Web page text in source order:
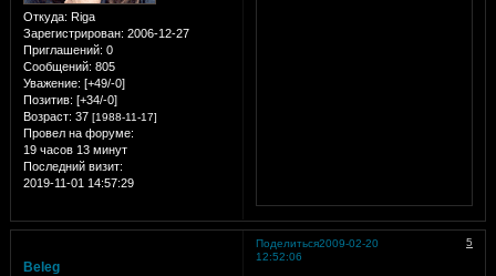
Откуда: Riga
Зарегистрирован: 2006-12-27
Приглашений: 0
Сообщений: 805
Уважение: [+49/-0]
Позитив: [+34/-0]
Возраст: 37 [1988-11-17]
Провел на форуме:
19 часов 13 минут
Последний визит:
2019-11-01 14:57:29
Поделиться 5
2009-02-20
12:52:06
Beleg